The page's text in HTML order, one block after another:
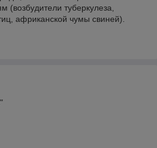
туберкулеза,
африканской чумы свиней).